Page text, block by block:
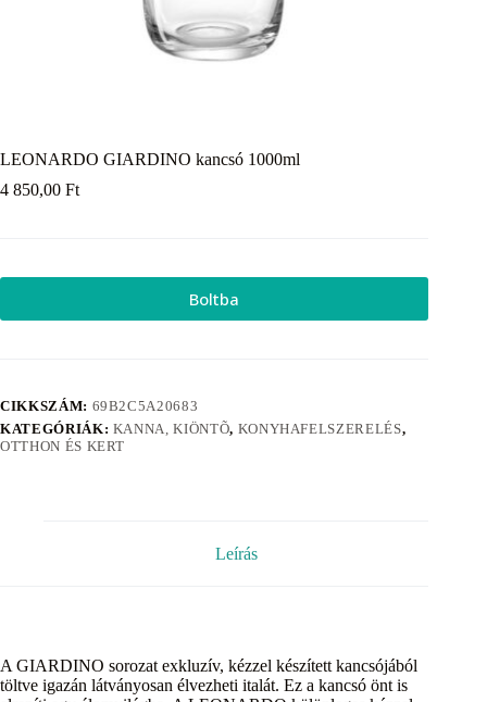
LEONARDO GIARDINO kancsó 1000ml
4 850,00 Ft
Boltba
CIKKSZÁM: 69B2C5A20683
KATEGÓRIÁK: KANNA, KIÖNTÕ, KONYHAFELSZERELÉS,
OTTHON ÉS KERT
Leírás
A GIARDINO sorozat exkluzív, kézzel készített kancsójából
töltve igazán látványosan élvezheti italát. Ez a kancsó önt is